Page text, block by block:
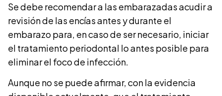
Se debe recomendar a las embarazadas acudir a
revisión de las encías antes y durante el
embarazo para, en caso de ser necesario, iniciar
el tratamiento periodontal lo antes posible para
eliminar el foco de infección.
Aunque no se puede afirmar, con la evidencia